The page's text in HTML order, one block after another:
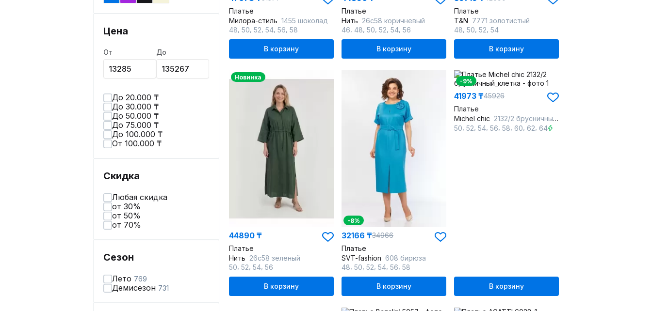
Цена
От До
До 20.000 ₸
До 30.000 ₸
До 50.000 ₸
До 75.000 ₸
До 100.000 ₸
От 100.000 ₸
Скидка
Любая скидка
от 30%
от 50%
от 70%
Сезон
Лето 769
Демисезон 731
Платье
Милора-стиль 1455 шоколад
48 50 52 54 56 58
В корзину
Платье
Нить 26с58 коричневый
46 48 50 52 54 56
В корзину
Платье
T&N 7771 золотистый
48 50 52 54
В корзину
Новинка
44890 ₸
Платье
Нить 26с58 зеленый
50 52 54 56
В корзину
-8%
32166 ₸34966
Платье
SVT-fashion 608 бирюза
48 50 52 54 56 58
В корзину
-9%
41973 ₸45926
Платье
Michel chic 2132/2 брусничный_клетка
50 52 54 56 58 60 62 64
В корзину